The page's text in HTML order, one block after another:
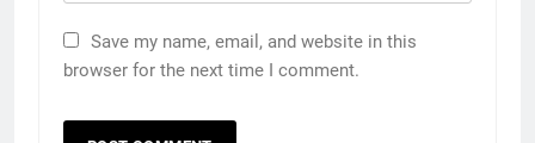
Save my name, email, and website in this
browser for the next time I comment.